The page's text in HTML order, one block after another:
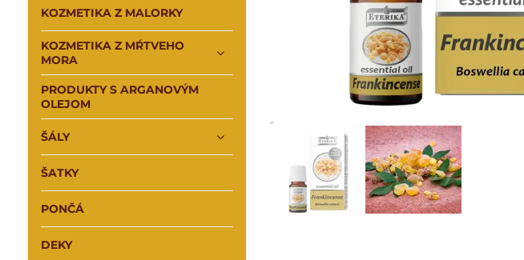
KOZMETIKA Z MALORKY
KOZMETIKA Z MŔTVEHO
MORA
PRODUKTY S ARGANOVÝM
OLEJOM
ŠÁLY
ŠATKY
PONČÁ
DEKY